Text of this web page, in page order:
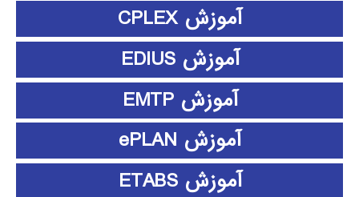
آموزش CPLEX
آموزش EDIUS
آموزش EMTP
آموزش ePLAN
آموزش ETABS